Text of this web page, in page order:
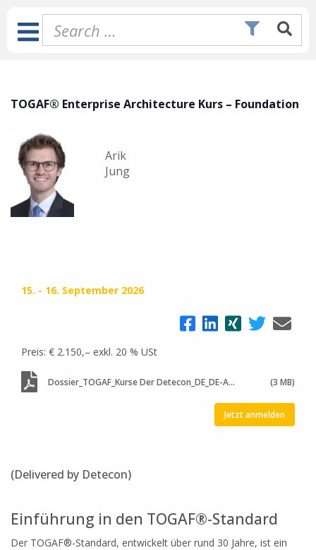
content
Toggle
Navigation
TOGAF® Enterprise Architecture Kurs – Foundation
Arik
Jung
15. - 16. September 2026
Preis: € 2.150,– exkl. 20 % USt
Dossier_TOGAF_Kurse Der Detecon_DE_DE-AT-1 (3 MB)
Jetzt anmelden
(Delivered by Detecon)
Einführung in den TOGAF®-Standard
Der TOGAF®-Standard, entwickelt über rund 30 Jahre, ist ein